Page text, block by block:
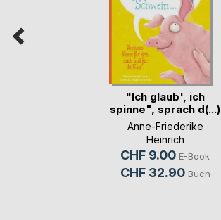
"Ich glaub', ich
spinne", sprach d(...)
Anne-Friederike
Heinrich
CHF 9.00 E-Book
CHF 32.90 Buch